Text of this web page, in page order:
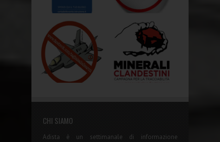
CHI SIAMO
Adista è un settimanale di informazione